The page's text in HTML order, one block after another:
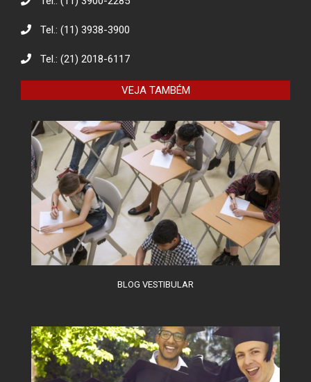
Eco Eletrônicos: Promovendo a
Responsável
O combate à desinformação na
Tel.: (11) 3938-3900
Tel.: (21) 2018-6117
VEJA TAMBÉM
BLOG VESTIBULAR